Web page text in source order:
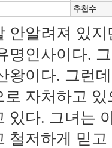
추천수
안알려져 있
명인사이다.
왕이다. 그런
자처하고 있
있다. 그녀는
철저하게 믿